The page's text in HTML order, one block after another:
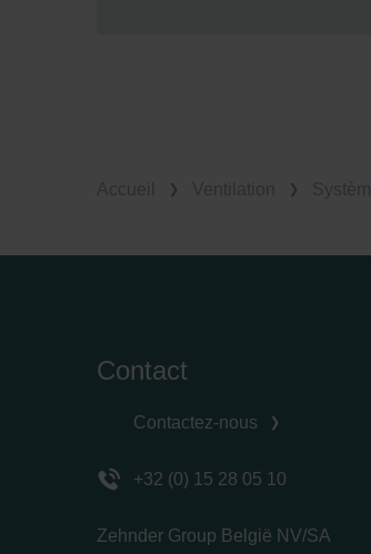
Contact
Contactez-nous
+32 (0) 15 28 05 10
Zehnder Group België NV/SA